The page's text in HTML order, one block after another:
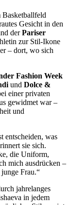
Basketballfeld
Gesicht in den
derPariser
zur Stil-Ikone
– dort, wo sich
Fashion Week
und Dolce &
einer privaten
gewidmet war –
und
entscheiden, was
sie sich.
die Uniform,
mich ausdrücken –
Frau.“
jahrelanges
in jedem